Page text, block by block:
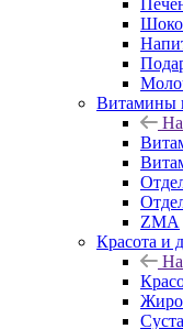
Витамины
ZMA
Красота и